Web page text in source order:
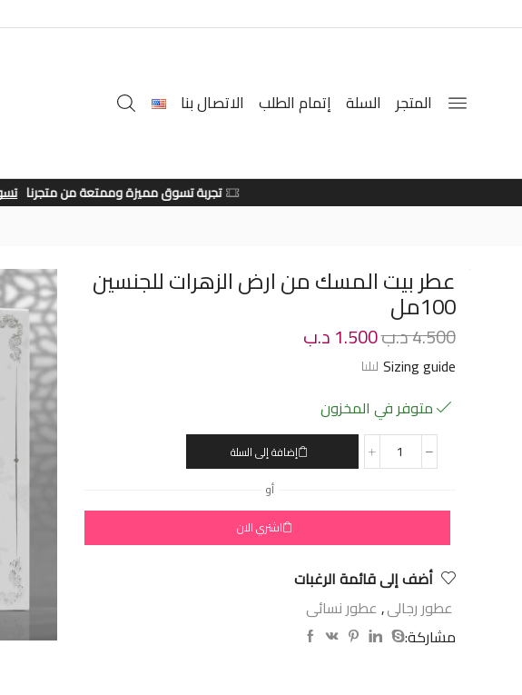
المتجر السلة إتمام الطلب الاتصال بنا
تجربة تسوق مميزة وممتعة من متجرنا تسوق الان
عطر بيت المسك من ارض الزهرات للجنسين
100مل
4.500د.ب1.500د.ب
Sizing guide
متوفر في المخزون
إضافة إلى السلة
أو
اشتري الان
أضف إلى قائمة الرغبات
عطور رجالى,عطور نسائى
مشاركة: